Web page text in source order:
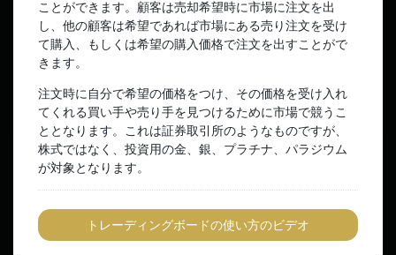
Luxury and power
Persia to Greece
トロイオンスで注文を提出ください。その際、その注文
は提出前にキログラム(kg)に自動的に変換されます。
そのため、全ての注文はキログラムで提出され、地金の
(1トロイオンス=約0.031キログラム)
ことができます。顧客は売却希望時に市場に注文を出
し、他の顧客は希望であれば市場にある売り注文を受け
て購入、もしくは希望の購入価格で注文を出すことがで
きます。
注文時に自分で希望の価格をつけ、その価格を受け入れ
てくれる買い手や売り手を見つけるために市場で競うこ
ととなります。これは証券取引所のようなものですが、
株式ではなく、投資用の金、銀、プラチナ、パラジウム
が対象となります。
トレーディングボードの使い方のビデオ